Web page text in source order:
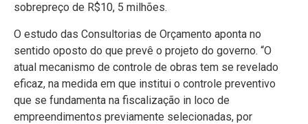
sobrepreço de R$10, 5 milhões.
O estudo das Consultorias de Orçamento aponta no
sentido oposto do que prevê o projeto do governo. “O
atual mecanismo de controle de obras tem se revelado
eficaz, na medida em que institui o controle preventivo
que se fundamenta na fiscalização in loco de
empreendimentos previamente selecionadas, por